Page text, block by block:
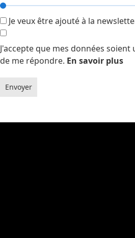
Je veux être ajouté à la
J'accepte que mes données
de me répondre. En savoir plus
Envoyer